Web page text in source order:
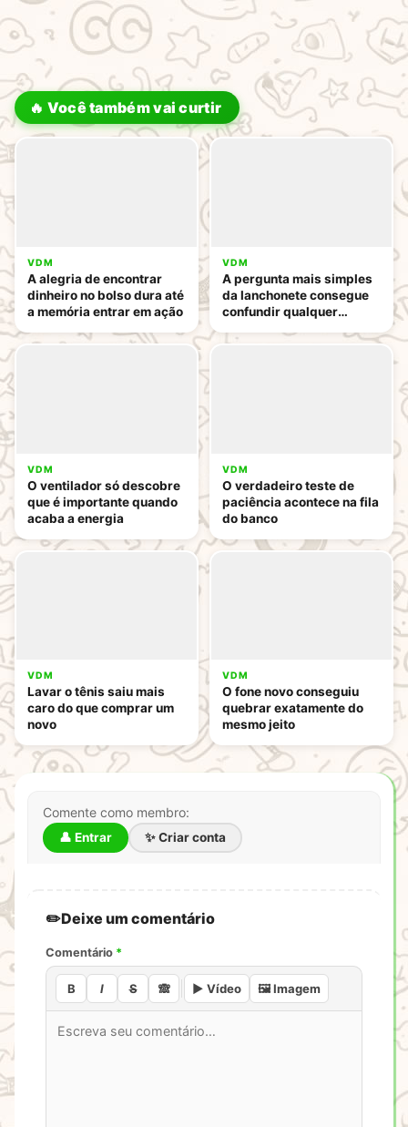
🔥 Você também vai curtir
VDM
A alegria de encontrar
dinheiro no bolso dura até
a memória entrar em ação
VDM
A pergunta mais simples
da lanchonete consegue
confundir qualquer
VDM
O ventilador só descobre
que é importante quando
acaba a energia
VDM
O verdadeiro teste de
paciência acontece na fila
do banco
VDM
Lavar o tênis saiu mais
caro do que comprar um
novo
VDM
O fone novo conseguiu
quebrar exatamente do
mesmo jeito
Comente como membro:
👤 Entrar ✨ Criar conta
Deixe um comentário
Comentário *
B I S 🙈 ▶️ Vídeo 🖼️ Imagem